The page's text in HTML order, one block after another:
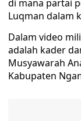
di mana partai
Luqman dalam
Dalam video
adalah kader
Musyawarah
Kabupaten